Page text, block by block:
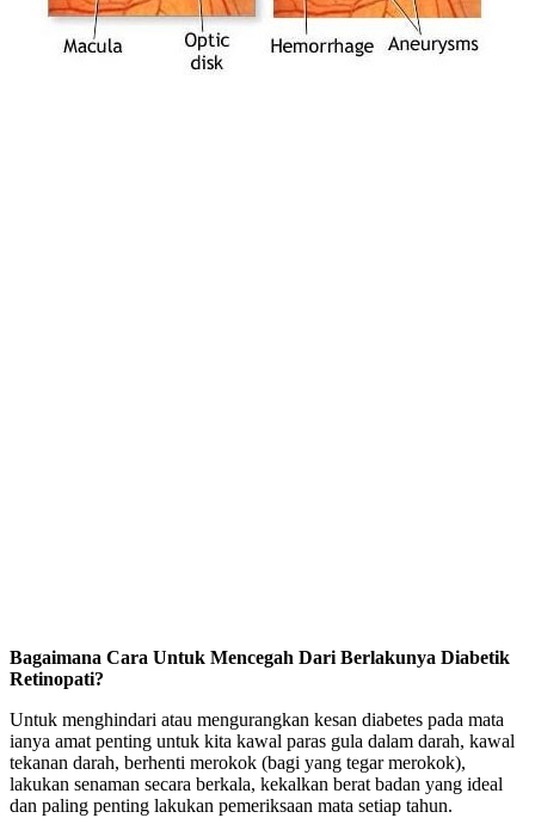
Bagaimana Cara Untuk Mencegah Dari Berlakunya Diabetik
Retinopati?
Untuk menghindari atau mengurangkan kesan diabetes pada mata
ianya amat penting untuk kita kawal paras gula dalam darah, kawal
tekanan darah, berhenti merokok (bagi yang tegar merokok),
lakukan senaman secara berkala, kekalkan berat badan yang ideal
dan paling penting lakukan pemeriksaan mata setiap tahun.